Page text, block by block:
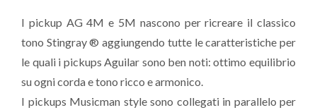
I pickup AG 4M e 5M nascono per ricreare il classico
tono Stingray ® aggiungendo tutte le caratteristiche per
le quali i pickups Aguilar sono ben noti: ottimo equilibrio
su ogni corda e tono ricco e armonico.
I pickups Musicman style sono collegati in parallelo per